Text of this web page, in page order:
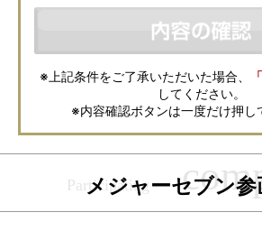
などの資料送付・電子メールの送信・電話連絡な
動産会社が利用・保管します。資料請求先不動産
の取扱いについては、各不動産会社に直接お問合
また、上記とは別にメジャーセブンでは本サービ
に、お客様の個人情報をサービスご利用の控えと
ます。 ご記入の内容が不明瞭で資料をお送りでき
本サービスを円滑に運用するために必要な範囲に
ブンから確認のご連絡をさせていただくことがあ
ご了承ください。
メジャーセブンの個人情報の取扱い方針について
※上記条件をご了承いただいた場合、
してください。
※内容確認ボタンは一度だけ押し
メジャーセブン参